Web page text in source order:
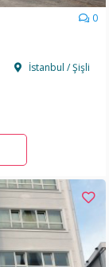
0
İstanbul / Şişli